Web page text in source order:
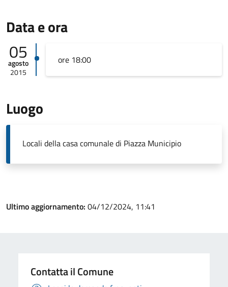
Data e ora
05
agosto
2015
ore 18:00
Luogo
Locali della casa comunale di Piazza Municipio
Ultimo aggiornamento: 04/12/2024, 11:41
Contatta il Comune